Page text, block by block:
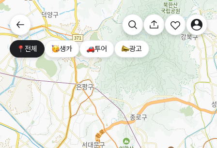
전체 생카 투어 광고